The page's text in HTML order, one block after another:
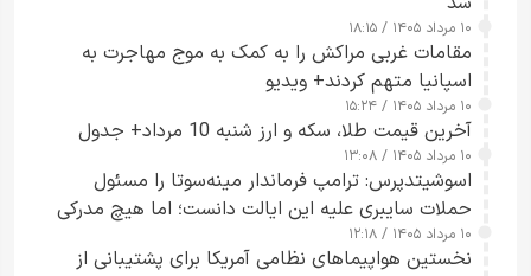
۱۰ مرداد ۱۴۰۵ / ۱۸:۱۵
مقامات غربی مراکش را به کمک به موج مهاجرت به
اسپانیا متهم کردند+ ویدیو
۱۰ مرداد ۱۴۰۵ / ۱۵:۲۴
آخرین قیمت طلا، سکه و ارز شنبه 10 مرداد+ جدول
۱۰ مرداد ۱۴۰۵ / ۱۳:۰۸
اسوشیتدپرس: ترامپ فرماندار مینه‌سوتا را مسئول
حملات سایبری علیه این ایالت دانست؛ اما هیچ مدرکی
ارائه نکرد
۱۰ مرداد ۱۴۰۵ / ۱۲:۱۸
نخستین هواپیماهای نظامی آمریکا برای پشتیبانی از